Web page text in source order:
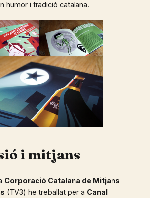
humor i tradició catalana.
i mitjans
Corporació Catalana de Mitjans
(TV3) he treballat per a Canal